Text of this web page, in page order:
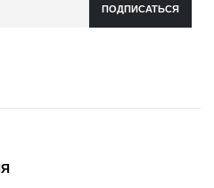
ПОДПИСАТЬСЯ